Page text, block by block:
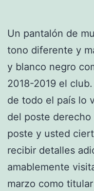
Un pantalón de
tono diferente y
y blanco negro
2018-2019 el
de todo el país lo
del poste
poste y usted
recibir detalles
amablemente
marzo como